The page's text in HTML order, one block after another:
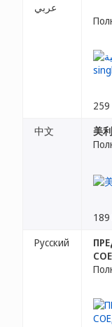
عربي
259
中文
美
189
Русский